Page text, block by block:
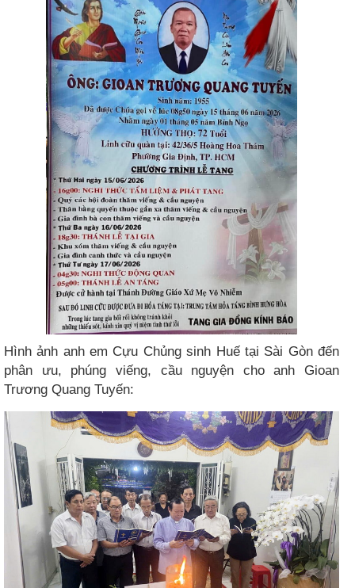
Hình ảnh anh em Cựu Chủng sinh Huế tại Sài Gòn đến
phân ưu, phúng viếng, cầu nguyện cho anh Gioan
Trương Quang Tuyến: